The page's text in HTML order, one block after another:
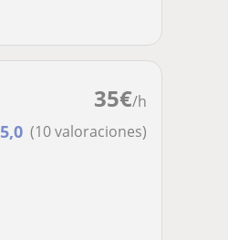
35€/h
5,0 (10 valoraciones)